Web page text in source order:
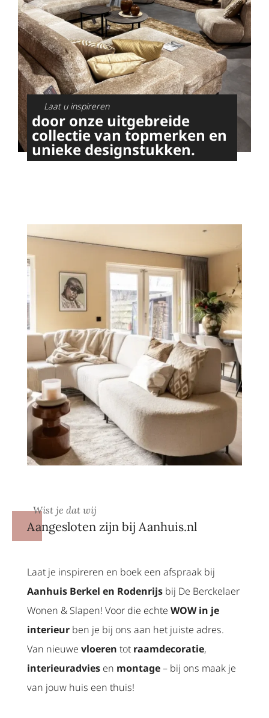
Laat u inspireren
door onze uitgebreide
collectie van topmerken en
unieke designstukken.
Wist je dat wij
Aangesloten zijn bij Aanhuis.nl
Laat je inspireren en boek een afspraak bij
Aanhuis Berkel en Rodenrijs bij De Berckelaer
Wonen & Slapen! Voor die echte WOW in je
interieur ben je bij ons aan het juiste adres.
Van nieuwe vloeren tot raamdecoratie,
interieuradvies en montage– bij ons maak je
van jouw huis een thuis!